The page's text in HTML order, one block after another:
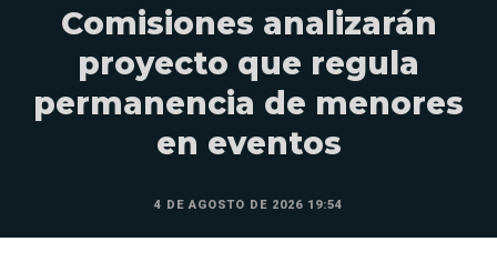
Comisiones analizarán
proyecto que regula
permanencia de menores
en eventos
4 DE AGOSTO DE 2026 19:54